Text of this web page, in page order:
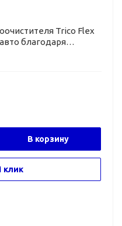
Trico Flex
благодаря
В корзину
клик